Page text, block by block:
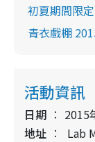
初夏期間限
青衣戲棚
活動資訊
日期
2015
地址
Lab